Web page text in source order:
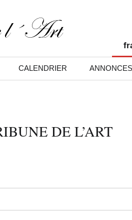
CALENDRIER ANNONCES
DE L’ART